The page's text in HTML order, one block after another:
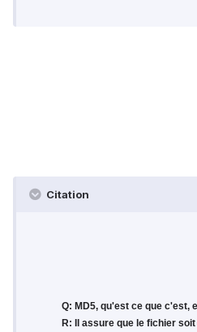
Citation
Q: MD5, qu'est ce que c'est,
R: Il assure que le fichier